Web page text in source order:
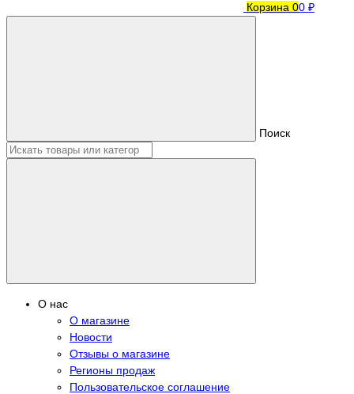
Корзина 00 ₽
Поиск
О нас
О магазине
Новости
Отзывы о магазине
Регионы продаж
Пользовательское соглашение